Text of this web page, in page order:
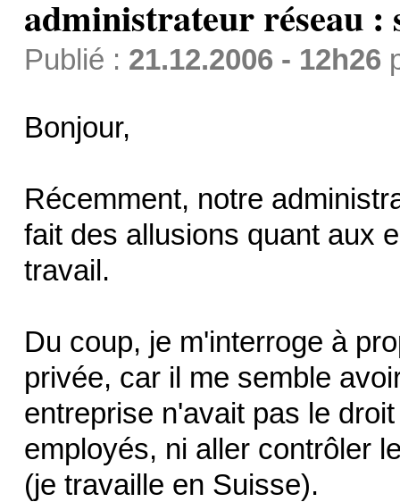
administrateur réseau :
Publié : 21.12.2006 - 12h26
Bonjour,
Récemment, notre
fait des allusions quant aux
travail.
Du coup, je m'interroge à
privée, car il me semble
entreprise n'avait pas le
employés, ni aller contrôler
(je travaille en Suisse).